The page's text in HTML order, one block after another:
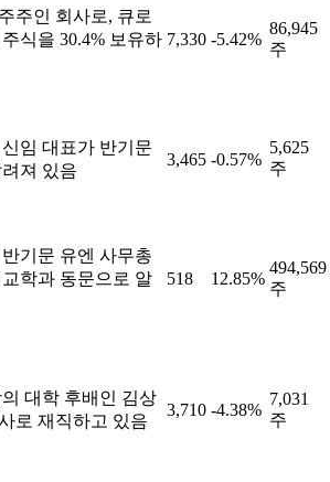
주인 회사로, 큐로
식을 30.4% 보유하 7,330 -5.42%
86,945
주
임 대표가 반기문
져 있음
3,465 -0.57%
5,625
주
기문 유엔 사무총
학과 동문으로 알
518 12.85%
494,569
주
대학 후배인 김상
로 재직하고 있음
3,710 -4.38%
7,031
주